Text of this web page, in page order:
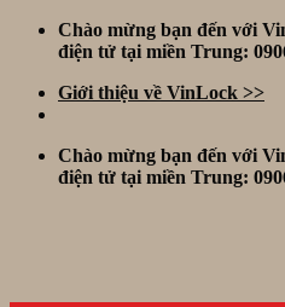
Skip
Chào mừng bạn đến với
điện tử tại miền Trung:
Giới thiệu về VinLock >>
Chào mừng bạn đến với
điện tử tại miền Trung: